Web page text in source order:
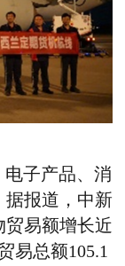
子产品、消
据报道，中新
贸易额增长近
易总额105.1